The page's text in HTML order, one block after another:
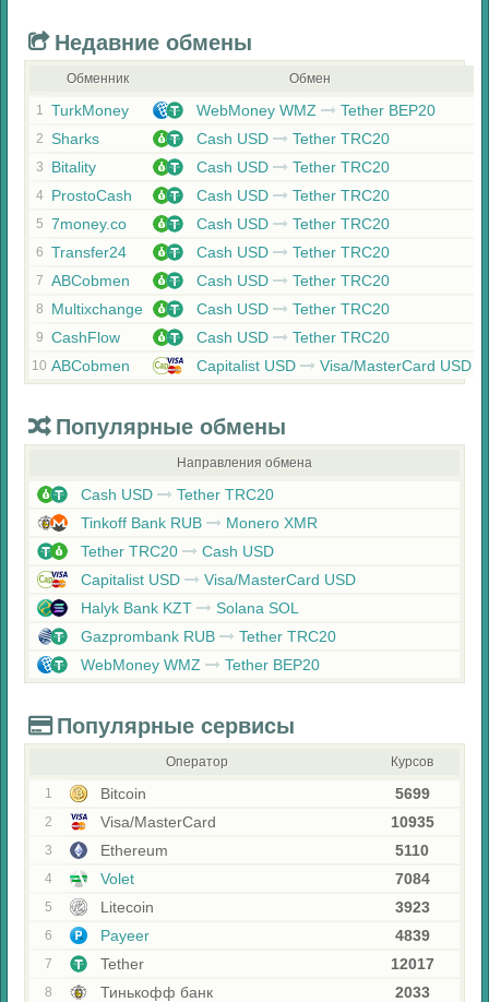
Недавние обмены
Обменник Обмен
1 TurkMoney WebMoney WMZ Tether BEP20
2 Sharks Cash USD Tether TRC20
3 Bitality Cash USD Tether TRC20
4 ProstoCash Cash USD Tether TRC20
5 7money.co Cash USD Tether TRC20
6 Transfer24 Cash USD Tether TRC20
7 ABCobmen Cash USD Tether TRC20
8 Multixchange Cash USD Tether TRC20
9 CashFlow Cash USD Tether TRC20
10 ABCobmen Capitalist USD Visa/MasterCard USD
Популярные обмены
Направления обмена
Cash USD
Tether TRC20
Tinkoff Bank RUB
Monero XMR
Tether TRC20
Cash USD
Capitalist USD
Visa/MasterCard USD
Halyk Bank KZT
Solana SOL
Gazprombank RUB
Tether TRC20
WebMoney WMZ
Tether BEP20
Популярные сервисы
Оператор Курсов
1 Bitcoin 5699
2 Visa/MasterCard 10935
3 Ethereum 5110
4 Volet 7084
5 Litecoin 3923
6 Payeer 4839
7 Tether 12017
8 Тинькофф банк 2033